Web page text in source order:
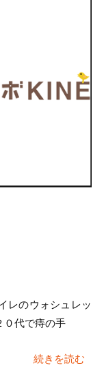
のウォシュレッ
代で痔の手
続きを読む